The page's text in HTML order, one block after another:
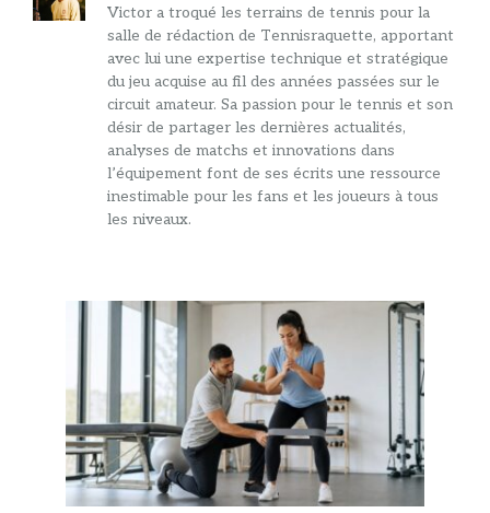
Victor a troqué les terrains de tennis pour la
salle de rédaction de Tennisraquette, apportant
avec lui une expertise technique et stratégique
du jeu acquise au fil des années passées sur le
circuit amateur. Sa passion pour le tennis et son
désir de partager les dernières actualités,
analyses de matchs et innovations dans
l’équipement font de ses écrits une ressource
inestimable pour les fans et les joueurs à tous
les niveaux.